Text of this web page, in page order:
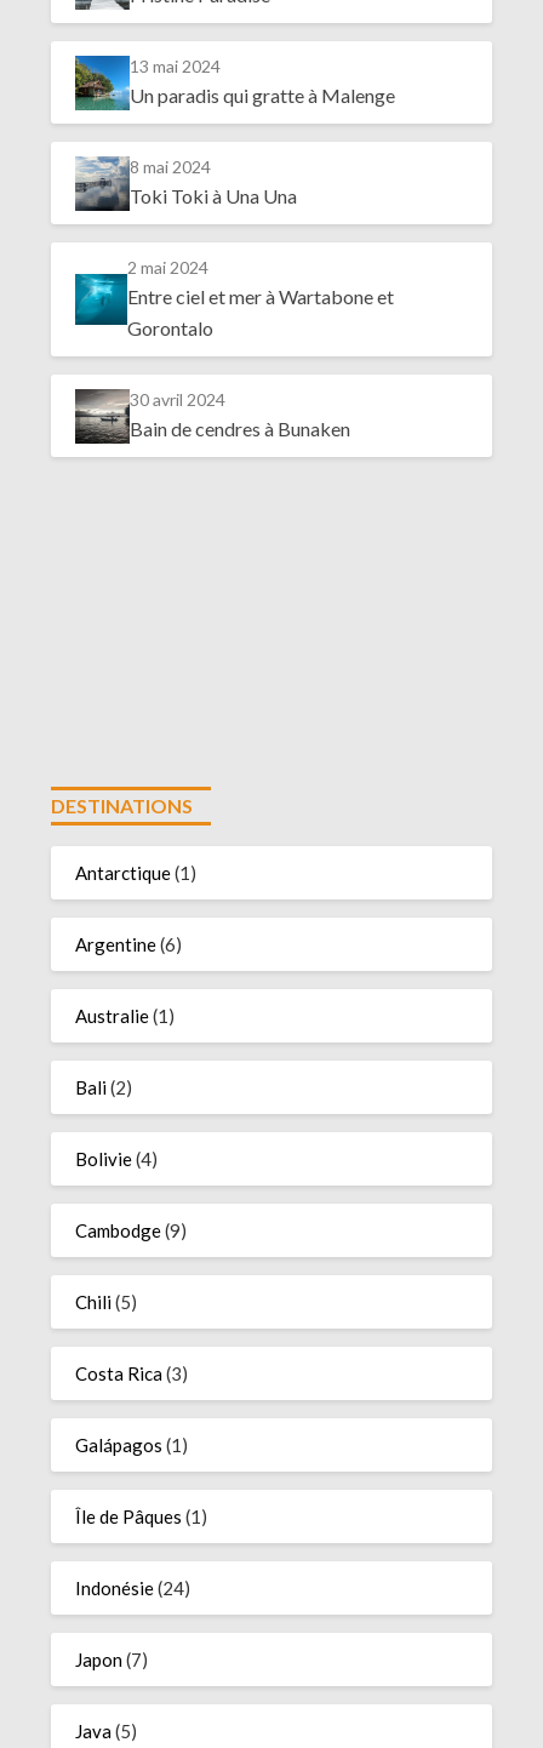
13 mai 2024
Un paradis qui gratte à Malenge
8 mai 2024
Toki Toki à Una Una
2 mai 2024
Entre ciel et mer à Wartabone et
Gorontalo
30 avril 2024
Bain de cendres à Bunaken
DESTINATIONS
Antarctique(1)
Argentine(6)
Australie(1)
Bali(2)
Bolivie(4)
Cambodge(9)
Chili(5)
Costa Rica(3)
Galápagos (1)
Île de Pâques (1)
Indonésie(24)
Japon(7)
Java(5)